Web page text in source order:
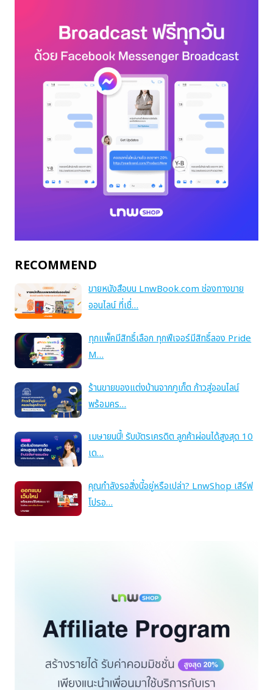
RECOMMEND
ขายหนังสือบน LnwBook.com ช่องทางขาย
ออนไลน์ ที่เชื่…
ทุกแพ็คมีสิทธิ์เลือก ทุกฟีเจอร์มีสิทธิ์ลอง Pride
M…
ร้านขายของแต่งบ้านจากภูเก็ต ก้าวสู่ออนไลน์
พร้อมคร…
เมษายนนี้! รับบัตรเครดิต ลูกค้าผ่อนได้สูงสุด 10
เด…
คุณกำลังรอสิ่งนี้อยู่หรือเปล่า? LnwShop เสิร์ฟ
โปรอ…